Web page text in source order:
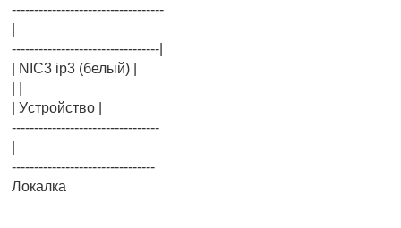
----------------------------------
---------------------------------|
| NIC3 ip3 (белый) |
| Уcтройство |
---------------------------------
--------------------------------
Локалка